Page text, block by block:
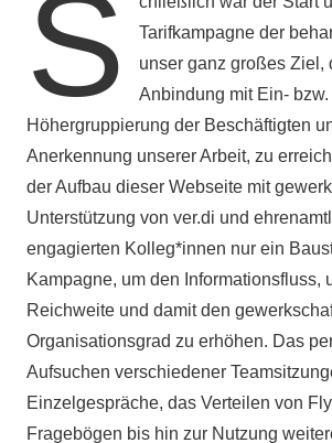
S
Tarifkampagne der
unser ganz großes Ziel,
Anbindung mit Ein- bzw.
Höhergruppierung der Beschäftigten
Anerkennung unserer Arbeit, zu
der Aufbau dieser Webseite mit
Unterstützung von ver.di und
engagierten Kolleg*innen nur ein
Kampagne, um den Informationsfluss,
Reichweite und damit den
Organisationsgrad zu erhöhen. Das
Aufsuchen verschiedener
Einzelgespräche, das Verteilen von
Fragebögen bis hin zur Nutzung